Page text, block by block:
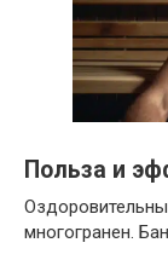
Польза и
многогранен.